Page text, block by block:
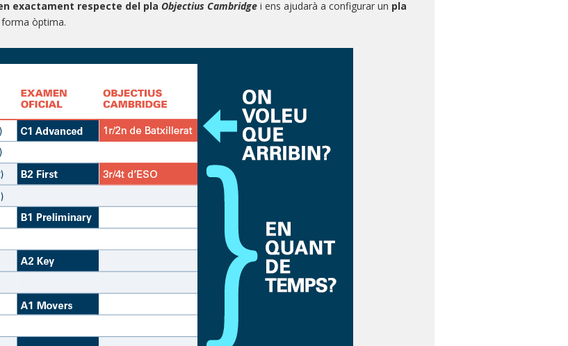
exactament respecte del pla Objectius Cambridge i ens ajudarà a configurar un pla
forma òptima.